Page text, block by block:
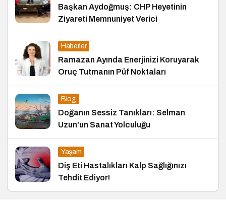
Başkan Aydoğmuş: CHP Heyetinin
Ziyareti Memnuniyet Verici
Haberler
Ramazan Ayında Enerjinizi Koruyarak
Oruç Tutmanın Püf Noktaları
Blog
Doğanın Sessiz Tanıkları: Selman
Uzun’un Sanat Yolculuğu
Yaşam
Diş Eti Hastalıkları Kalp Sağlığınızı
Tehdit Ediyor!